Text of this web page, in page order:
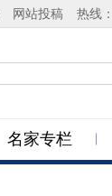
热线
网站投稿
名家专栏